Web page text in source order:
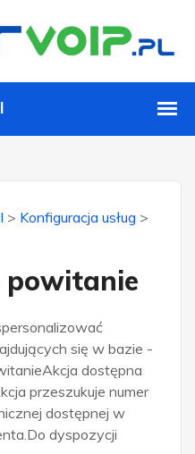
> Konfiguracja usług >
powitanie
się w bazie -
dostępna
przeszukuje numer
dostępnej w
dyspozycji